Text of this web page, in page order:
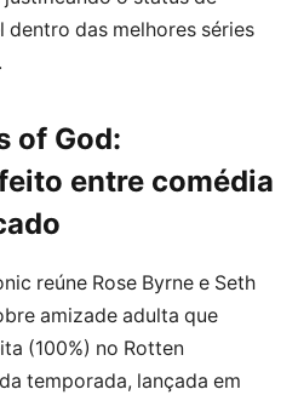
das melhores séries
of God:
entre comédia
reúne Rose Byrne e Seth
amizade adulta que
(100%) no Rotten
temporada, lançada em